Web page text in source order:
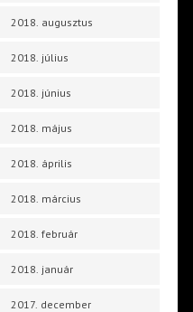
2018. augusztus
2018. július
2018. június
2018. május
2018. április
2018. március
2018. február
2018. január
2017. december